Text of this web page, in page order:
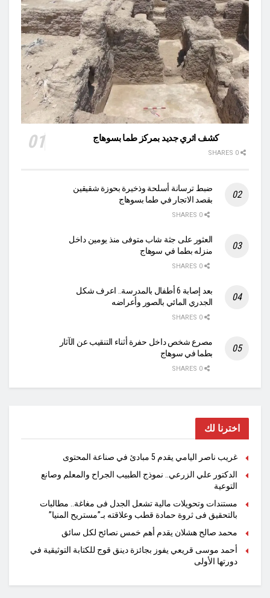
كشف اثري جديد بمركز طما بسوهاج
ضبط ترسانة أسلحة وذخيرة بحوزة شقيقين
بقصد الاتجار في طما بسوهاج
العثور على جثة شاب متوفى منذ يومين داخل
منزله بطما في سوهاج
بعد إصابة 6 أطفال بالمدرسة.. اعرف شكل
الجدري المائي بالصور وأعراضه
مصرع شخص داخل حفرة أثناء التنقيب عن الآثار
بطما في سوهاج
اخترنا لك
غريب ناصر اليامي يقدم 5 مبادئ في صناعة المحتوى
الدكتور علي الزرعي.. نموذج الطبيب الجراح والمعلم وصانع
التوعية
مستندات وتحويلات مالية تشعل الجدل فى مغاغة.. مطالبات
بالتحقيق فى ثروة حمادة قطب وعلاقته بـ”مستريح المنيا”
محمد صالح هشلان يقدم أهم خمس نصائح لكل سائق
أحمد موسى قريعي يفوز بجائزة دينق قوج للكتابة التوثيقية في
دورتها الأولى